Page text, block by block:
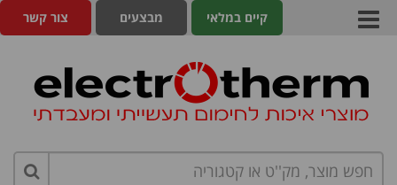
צור קשר מבצעים קיים במלאי